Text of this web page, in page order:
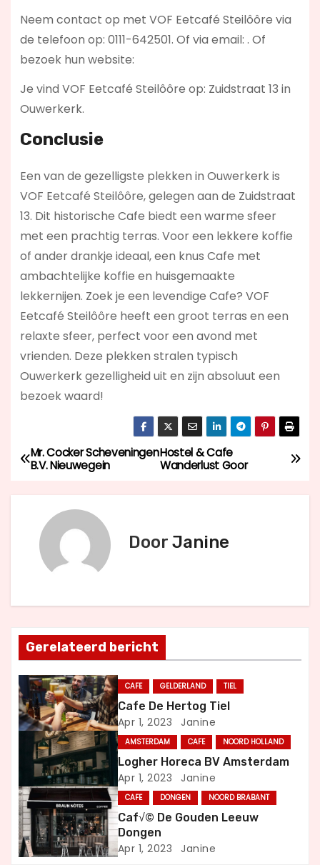
Neem contact op met VOF Eetcafé Steilôôre via
de telefoon op: 0111-642501. Of via email: . Of
bezoek hun website:
Je vind VOF Eetcafé Steilôôre op: Zuidstraat 13 in
Ouwerkerk.
Conclusie
Een van de gezelligste plekken in Ouwerkerk is
VOF Eetcafé Steilôôre, gelegen aan de Zuidstraat
13. Dit historische Cafe biedt een warme sfeer
met een prachtig terras. Voor een lekkere koffie
of ander drankje ideaal, een knus Cafe met
ambachtelijke koffie en huisgemaakte
lekkernijen. Zoek je een levendige Cafe? VOF
Eetcafé Steilôôre heeft een groot terras en een
relaxte sfeer, perfect voor een avond met
vrienden. Deze plekken stralen typisch
Ouwerkerk gezelligheid uit en zijn absoluut een
bezoek waard!
B
e
h
t
n
a
v
g
a
t
Hostel & Cafe
Wanderlust Goor
Mr. Cocker Scheveningen
B.V. Nieuwegein
Door Janine
Gerelateerd bericht
CAFE GELDERLAND TIEL
Cafe De Hertog Tiel
Apr 1, 2023 Janine
AMSTERDAM CAFE NOORD HOLLAND
Logher Horeca BV Amsterdam
Apr 1, 2023 Janine
CAFE DONGEN NOORD BRABANT
Caf√© De Gouden Leeuw
Dongen
Apr 1, 2023 Janine